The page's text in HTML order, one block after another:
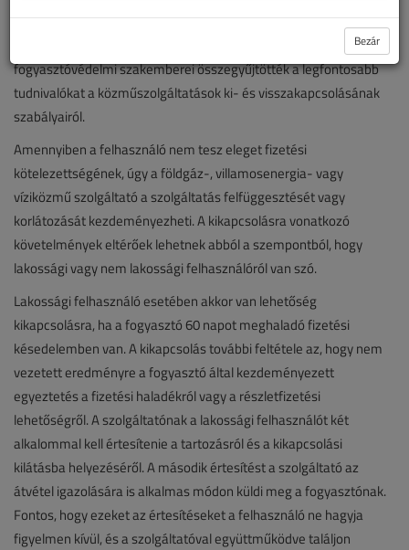
mihamarabb pótolni kell az elmaradt befizetéseket.
A Magyar Energetikai és Közmű-szabályozási Hivatal (MEKH)
fogyasztóvédelmi szakemberei összegyűjtötték a legfontosabb
tudnivalókat a közműszolgáltatások ki- és visszakapcsolásának
szabályairól.
Amennyiben a felhasználó nem tesz eleget fizetési
kötelezettségének, úgy a földgáz-, villamosenergia- vagy
víziközmű szolgáltató a szolgáltatás felfüggesztését vagy
korlátozását kezdeményezheti. A kikapcsolásra vonatkozó
követelmények eltérőek lehetnek abból a szempontból, hogy
lakossági vagy nem lakossági felhasználóról van szó.
Lakossági felhasználó esetében akkor van lehetőség
kikapcsolásra, ha a fogyasztó 60 napot meghaladó fizetési
késedelemben van. A kikapcsolás további feltétele az, hogy nem
vezetett eredményre a fogyasztó által kezdeményezett
egyeztetés a fizetési haladékról vagy a részletfizetési
lehetőségről. A szolgáltatónak a lakossági felhasználót két
alkalommal kell értesítenie a tartozásról és a kikapcsolási
kilátásba helyezéséről. A második értesítést a szolgáltató az
átvétel igazolására is alkalmas módon küldi meg a fogyasztónak.
Fontos, hogy ezeket az értesítéseket a felhasználó ne hagyja
figyelmen kívül, és a szolgáltatóval együttműködve találjon
Bezár